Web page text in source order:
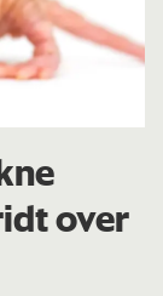
over